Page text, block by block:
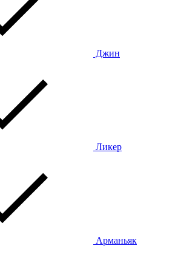
Джин
Ликер
Арманьяк